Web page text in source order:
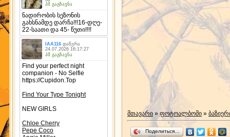
მთავარი » ფოტოალბომი »
Поделиться…